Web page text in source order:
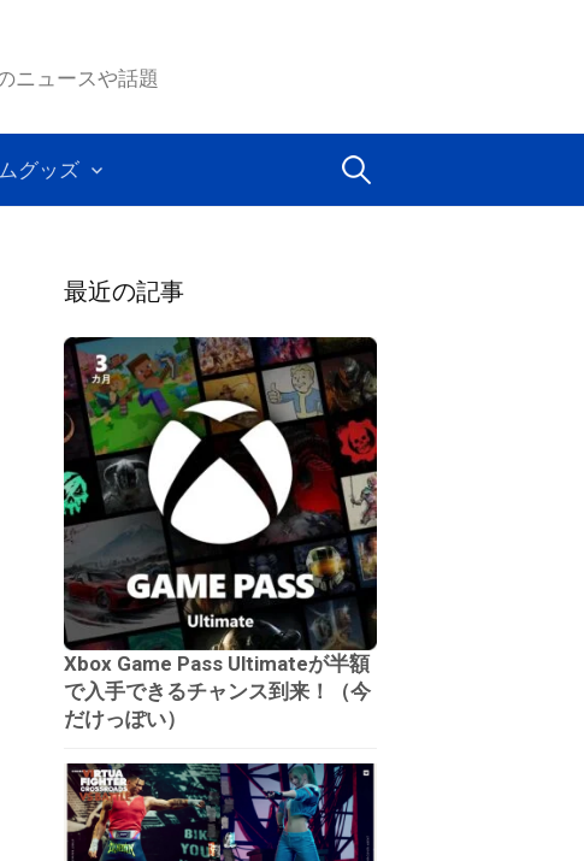
ニュースや話題
グッズ 検
最近の記事
Xbox Game Pass Ultimateが半額
で入手できるチャンス到来！（今
だけっぽい）